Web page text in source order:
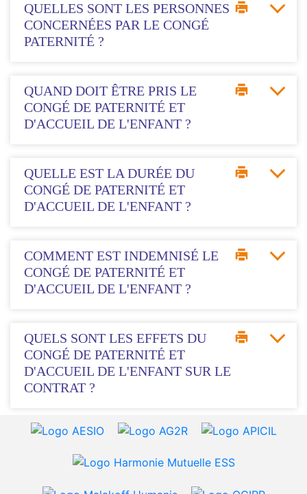
QUELLES SONT LES PERSONNES
CONCERNÉES PAR LE CONGÉ
PATERNITÉ ?
QUAND DOIT ÊTRE PRIS LE
CONGÉ DE PATERNITÉ ET
D'ACCUEIL DE L'ENFANT ?
QUELLE EST LA DURÉE DU
CONGÉ DE PATERNITÉ ET
D'ACCUEIL DE L'ENFANT ?
COMMENT EST INDEMNISÉ LE
CONGÉ DE PATERNITÉ ET
D'ACCUEIL DE L'ENFANT ?
QUELS SONT LES EFFETS DU
CONGÉ DE PATERNITÉ ET
D'ACCUEIL DE L'ENFANT SUR LE
CONTRAT ?